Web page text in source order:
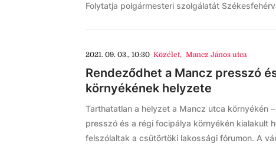
Folytatja polgármesteri szolgálatát
2021. 09. 03., 10:30 Közélet, Mancz János utca
Rendeződhet a Mancz presszó
környékének helyzete
Tarthatatlan a helyzet a Mancz utca környékén
presszó és a régi focipálya környékén kialakult
felszólaltak a csütörtöki lakossági fórumon. A